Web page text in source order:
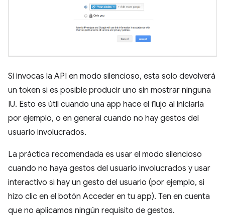
Si invocas la API en modo silencioso, esta solo devolverá
un token si es posible producir uno sin mostrar ninguna
IU. Esto es útil cuando una app hace el flujo al iniciarla
por ejemplo, o en general cuando no hay gestos del
usuario involucrados.
La práctica recomendada es usar el modo silencioso
cuando no haya gestos del usuario involucrados y usar
interactivo si hay un gesto del usuario (por ejemplo, si
hizo clic en el botón Acceder en tu app). Ten en cuenta
que no aplicamos ningún requisito de gestos.